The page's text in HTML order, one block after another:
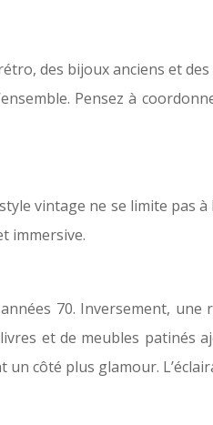
des bijoux anciens et
Pensez à
vintage ne se limite pas
immersive.
70. Inversement,
et de meubles patinés
côté plus glamour.